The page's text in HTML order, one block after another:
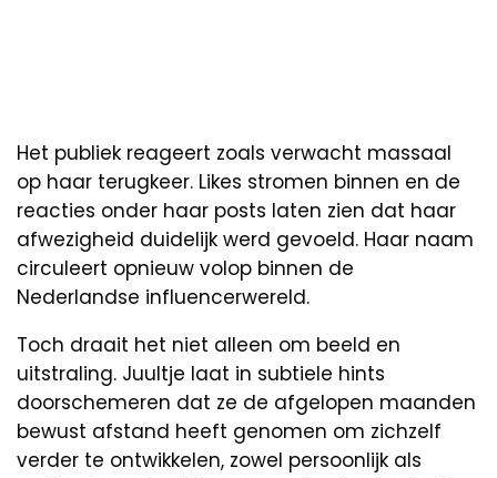
Het publiek reageert zoals verwacht massaal
op haar terugkeer. Likes stromen binnen en de
reacties onder haar posts laten zien dat haar
afwezigheid duidelijk werd gevoeld. Haar naam
circuleert opnieuw volop binnen de
Nederlandse influencerwereld.
Toch draait het niet alleen om beeld en
uitstraling. Juultje laat in subtiele hints
doorschemeren dat ze de afgelopen maanden
bewust afstand heeft genomen om zichzelf
verder te ontwikkelen, zowel persoonlijk als